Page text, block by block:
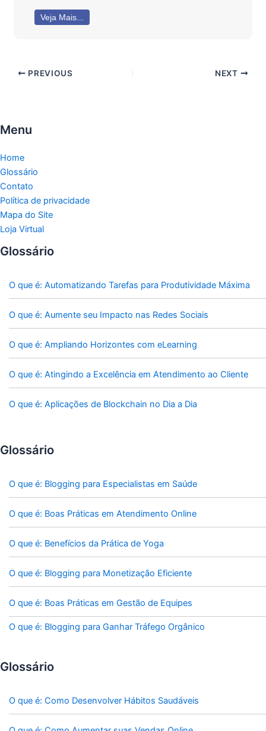
Veja Mais...
PREVIOUS NEXT
Menu
Home
Glossário
Contato
Política de privacidade
Mapa do Site
Loja Virtual
Glossário
O que é: Automatizando Tarefas para Produtividade Máxima
O que é: Aumente seu Impacto nas Redes Sociais
O que é: Ampliando Horizontes com eLearning
O que é: Atingindo a Excelência em Atendimento ao Cliente
O que é: Aplicações de Blockchain no Dia a Dia
Glossário
O que é: Blogging para Especialistas em Saúde
O que é: Boas Práticas em Atendimento Online
O que é: Benefícios da Prática de Yoga
O que é: Blogging para Monetização Eficiente
O que é: Boas Práticas em Gestão de Equipes
O que é: Blogging para Ganhar Tráfego Orgânico
Glossário
O que é: Como Desenvolver Hábitos Saudáveis